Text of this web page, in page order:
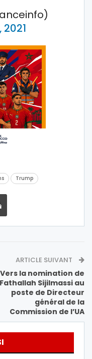
2021
Trump
ARTICLE SUIVANT
Vers la nomination de
Fathallah Sijilmassi au
poste de Directeur
général de la
Commission de l’UA